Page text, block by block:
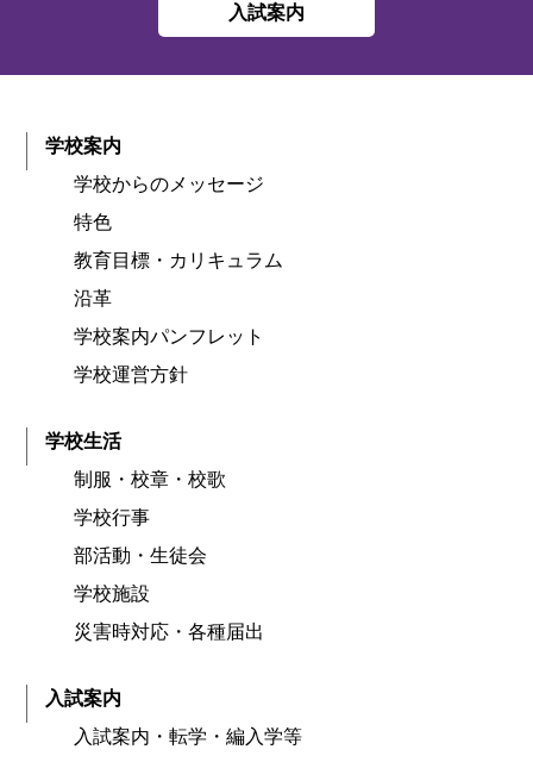
入試案内
学校案内
学校からのメッセージ
特色
教育目標・カリキュラム
沿革
学校案内パンフレット
学校運営方針
学校生活
制服・校章・校歌
学校行事
部活動・生徒会
学校施設
災害時対応・各種届出
入試案内
入試案内・転学・編入学等